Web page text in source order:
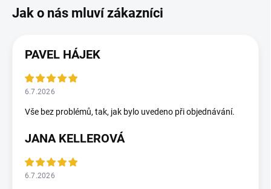
PAVEL HÁJEK
6.7.2026
Vše bez problémů, tak, jak bylo uvedeno při objednávání.
JANA KELLEROVÁ
6.7.2026